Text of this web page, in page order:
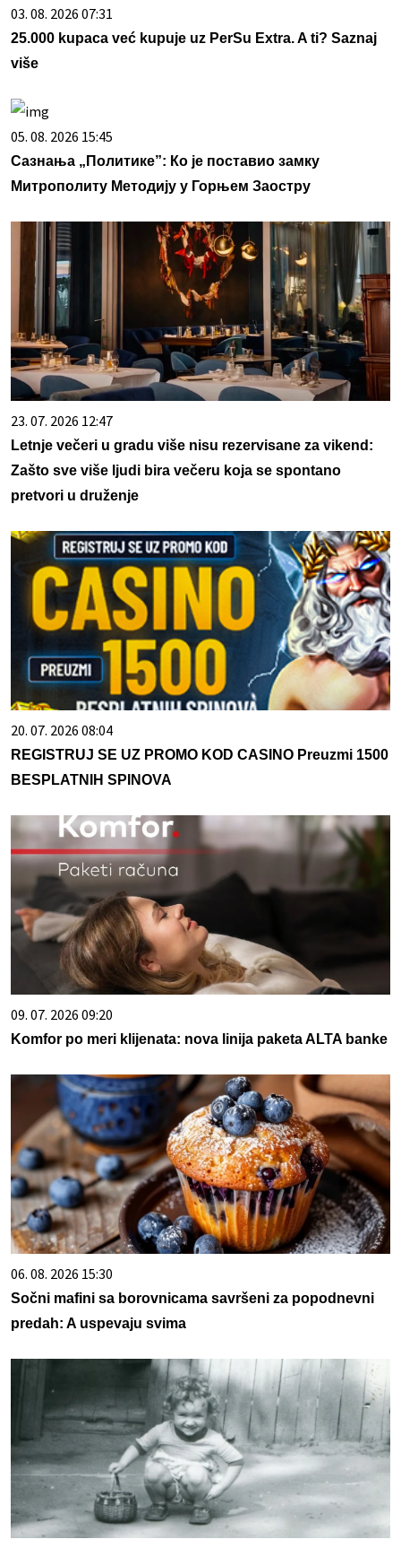
03. 08. 2026 07:31
25.000 kupaca već kupuje uz PerSu Extra. A ti? Saznaj
više
05. 08. 2026 15:45
Сазнања „Политике”: Ко је поставио замку
Митрополиту Методију у Горњем Заостру
23. 07. 2026 12:47
Letnje večeri u gradu više nisu rezervisane za vikend:
Zašto sve više ljudi bira večeru koja se spontano
pretvori u druženje
20. 07. 2026 08:04
REGISTRUJ SE UZ PROMO KOD CASINO Preuzmi 1500
BESPLATNIH SPINOVA
09. 07. 2026 09:20
Komfor po meri klijenata: nova linija paketa ALTA banke
06. 08. 2026 15:30
Sočni mafini sa borovnicama savršeni za popodnevni
predah: A uspevaju svima